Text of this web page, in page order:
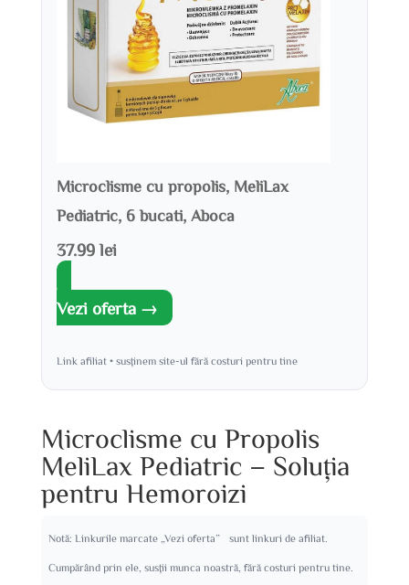
Microclisme cu propolis, MeliLax
Pediatric, 6 bucati, Aboca
37.99 lei
Vezi oferta →
Link afiliat • susținem site-ul fără costuri pentru tine
Microclisme cu Propolis
MeliLax Pediatric – Soluția
pentru Hemoroizi
Notă: Linkurile marcate „Vezi oferta” sunt linkuri de afiliat.
Cumpărând prin ele, susții munca noastră, fără costuri pentru tine.